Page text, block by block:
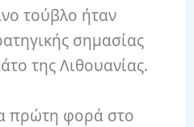
τούβλο ήταν
σημασίας
της Λιθουανίας.
πρώτη φορά στο